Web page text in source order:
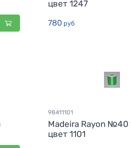
цвет 1247
780 руб
98411101
Madeira Rayon №40
цвет 1101